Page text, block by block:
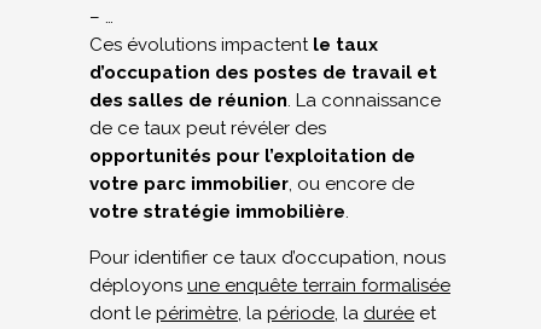
– …
Ces évolutions impactent le taux
d’occupation des postes de travail et
des salles de réunion. La connaissance
de ce taux peut révéler des
opportunités pour l’exploitation de
votre parc immobilier, ou encore de
votre stratégie immobilière.
Pour identifier ce taux d’occupation, nous
déployons une enquête terrain formalisée
dont le périmètre, la période, la durée et